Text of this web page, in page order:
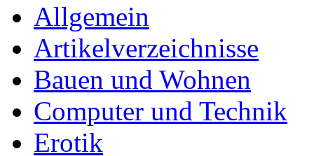
Allgemein
Artikelverzeichnisse
Bauen und Wohnen
Computer und Technik
Erotik